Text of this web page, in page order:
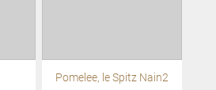
Pomelee, le Spitz Nain2